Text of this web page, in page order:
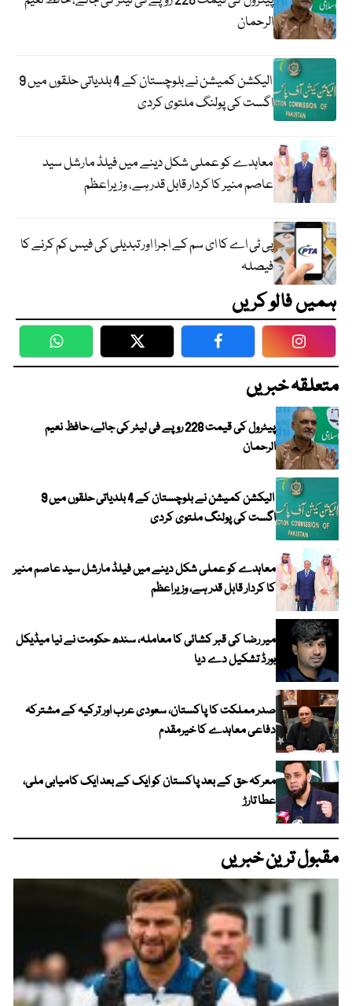
الرحمان
الیکشن کمیشن نے بلوچستان کے 4 بلدیاتی حلقوں میں 9
اگست کی پولنگ ملتوی کردی
معاہدے کو عملی شکل دینے میں فیلڈ مارشل سید
عاصم منیر کا کردار قابل قدر ہے، وزیراعظم
پی ٹی اے کا ای سم کے اجرا اور تبدیلی کی فیس کم کرنے کا
فیصلہ
ہمیں فالو کریں
WhatsApp Twitter Facebook
متعلقہ خبریں
پیٹرول کی قیمت 228 روپے فی لیٹر کی جائے، حافظ نعیم
الرحمان
الیکشن کمیشن نے بلوچستان کے 4 بلدیاتی حلقوں میں 9
اگست کی پولنگ ملتوی کردی
معاہدے کو عملی شکل دینے میں فیلڈ مارشل سید عاصم منیر
کا کردار قابل قدر ہے، وزیراعظم
میر رضا کی قبر کشائی کا معاملہ، سندھ حکومت نے نیا میڈیکل
بورڈ تشکیل دے دیا
صدر مملکت کا پاکستان، سعودی عرب اور ترکیہ کے مشترکہ
دفاعی معاہدے کا خیرمقدم
معرکہ حق کے بعد پاکستان کو ایک کے بعد ایک کامیابی ملی،
عطا تارڑ
مقبول ترین خبریں